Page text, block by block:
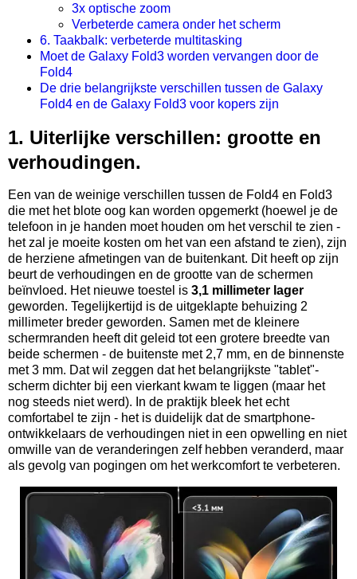
3x optische zoom
Verbeterde camera onder het scherm
6. Taakbalk: verbeterde multitasking
Moet de Galaxy Fold3 worden vervangen door de
Fold4
De drie belangrijkste verschillen tussen de Galaxy
Fold4 en de Galaxy Fold3 voor kopers zijn
1. Uiterlijke verschillen: grootte en
verhoudingen.
Een van de weinige verschillen tussen de Fold4 en Fold3
die met het blote oog kan worden opgemerkt (hoewel je de
telefoon in je handen moet houden om het verschil te zien -
het zal je moeite kosten om het van een afstand te zien), zijn
de herziene afmetingen van de buitenkant. Dit heeft op zijn
beurt de verhoudingen en de grootte van de schermen
beïnvloed. Het nieuwe toestel is 3,1 millimeter lager
geworden. Tegelijkertijd is de uitgeklapte behuizing 2
millimeter breder geworden. Samen met de kleinere
schermranden heeft dit geleid tot een grotere breedte van
beide schermen - de buitenste met 2,7 mm, en de binnenste
met 3 mm. Dat wil zeggen dat het belangrijkste "tablet"-
scherm dichter bij een vierkant kwam te liggen (maar het
nog steeds niet werd). In de praktijk bleek het echt
comfortabel te zijn - het is duidelijk dat de smartphone-
ontwikkelaars de verhoudingen niet in een opwelling en niet
omwille van de veranderingen zelf hebben veranderd, maar
als gevolg van pogingen om het werkcomfort te verbeteren.